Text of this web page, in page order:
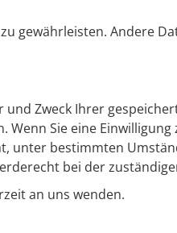
gewährleisten. Andere
Zweck Ihrer
Sie eine
unter bestimmten
bei der
an uns wenden.